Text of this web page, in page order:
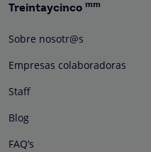
Treintaycinco mm
Sobre nosotr@s
Empresas colaboradoras
Staff
Blog
FAQ’s